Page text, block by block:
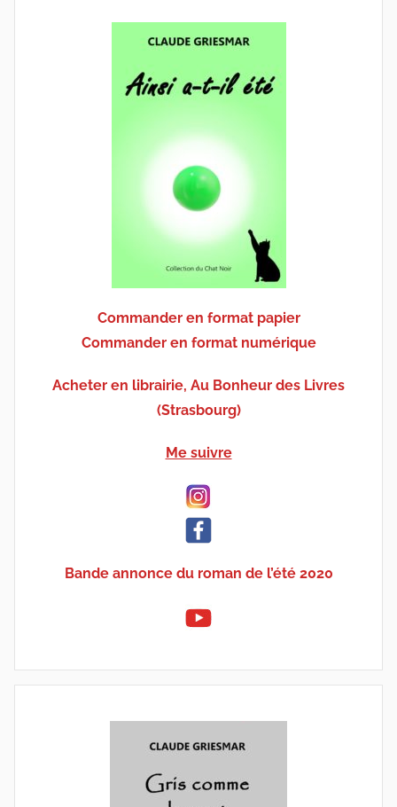
Commander en format papier
Commander en format numérique
Acheter en librairie, Au Bonheur des Livres
(Strasbourg)
Me suivre
Bande annonce du roman de l’été 2020